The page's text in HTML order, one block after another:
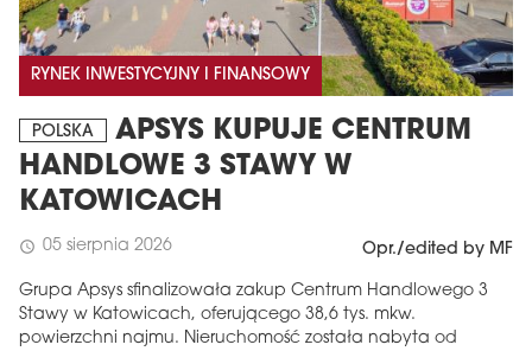
RYNEK INWESTYCYJNY I FINANSOWY
POLSKA
APSYS KUPUJE CENTRUM
HANDLOWE 3 STAWY W
KATOWICACH
schedule 05 sierpnia 2026 Opr./edited by MF
Grupa Apsys sfinalizowała zakup Centrum Handlowego 3
Stawy w Katowicach, oferującego 38,6 tys. mkw.
powierzchni najmu. Nieruchomość została nabyta od